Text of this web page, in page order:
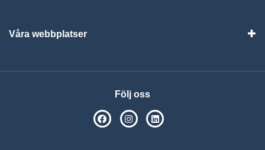
Våra webbplatser
Följ oss
SPSM på Facebook
SPSM på Instagram